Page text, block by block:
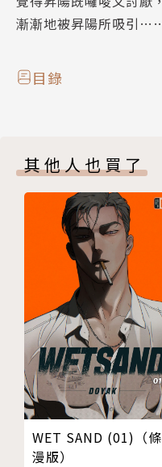
漸漸地被昇陽所吸引
目錄
其他人也買了
WET SAND (01)（條
漫版）